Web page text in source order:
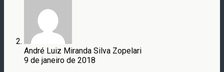
André Luiz Miranda Silva Zopelari
9 de janeiro de 2018